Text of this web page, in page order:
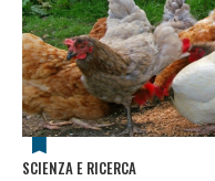
SCIENZA E RICERCA